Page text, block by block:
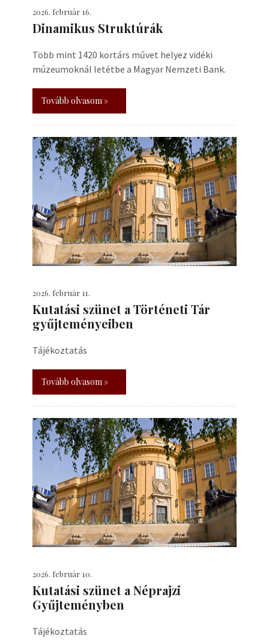
2026. február 16.
Dinamikus Struktúrák
Több mint 1420 kortárs művet helyez vidéki
múzeumoknál letétbe a Magyar Nemzeti Bank.
Tovább olvasom »
2026. február 11.
Kutatási szünet a Történeti Tár
gyűjteményeiben
Tájékoztatás
Tovább olvasom »
2026. február 10.
Kutatási szünet a Néprajzi
Gyűjteményben
Tájékoztatás